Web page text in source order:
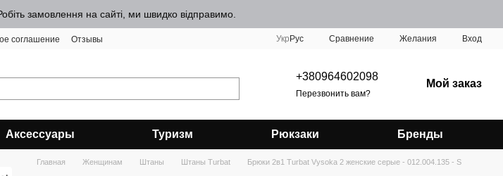
замовлення на сайті, ми швидко відправимо.
соглашение Отзывы Укр Рус Сравнение Желания Вход
+380964602098
Перезвонить вам?
Мой заказ
Аксессуары Туризм Рюкзаки Бренды
Главная Женщинам Штаны Штаны Turbat Брюки 2в1 Turbat Vysoka 2 женские серые - 012.004.135 - S